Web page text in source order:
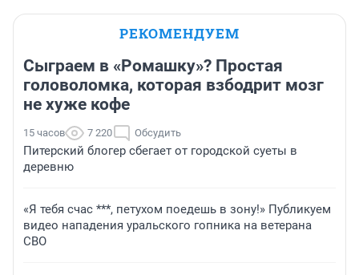
РЕКОМЕНДУЕМ
Сыграем в «Ромашку»? Простая
головоломка, которая взбодрит мозг
не хуже кофе
15 часов 7 220 Обсудить
Питерский блогер сбегает от городской суеты в
деревню
«Я тебя счас ***, петухом поедешь в зону!» Публикуем
видео нападения уральского гопника на ветерана
СВО